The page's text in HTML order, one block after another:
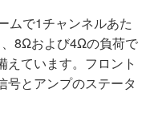
ムで1チャンネルあた
8Ωおよび4Ωの負荷で
ています。フロント
号とアンプのステータ